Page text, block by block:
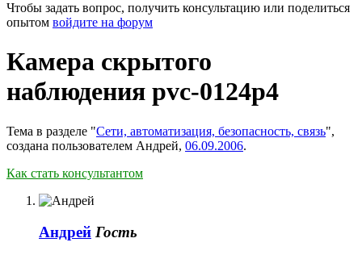
Чтобы задать вопрос, получить консультацию или поделиться
опытом войдите на форум
Камера скрытого
наблюдения pvc-0124p4
Тема в разделе "Сети, автоматизация, безопасность, связь",
создана пользователем Андрей, 06.09.2006.
Как стать консультантом
Андрей Гость